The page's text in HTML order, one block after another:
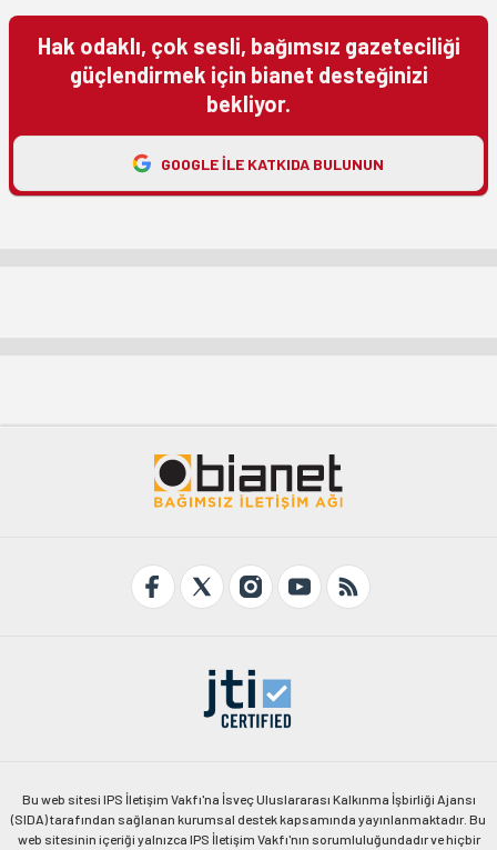
Hak odaklı, çok sesli, bağımsız gazeteciliği
güçlendirmek için bianet desteğinizi
bekliyor.
GOOGLE ILE KATKIDA BULUNUN
Bu web sitesi IPS İletişim Vakfı'na İsveç Uluslararası Kalkınma İşbirliği Ajansı
(SIDA) tarafından sağlanan kurumsal destek kapsamında yayınlanmaktadır. Bu
web sitesinin içeriği yalnızca IPS İletişim Vakfı'nın sorumluluğundadır ve hiçbir